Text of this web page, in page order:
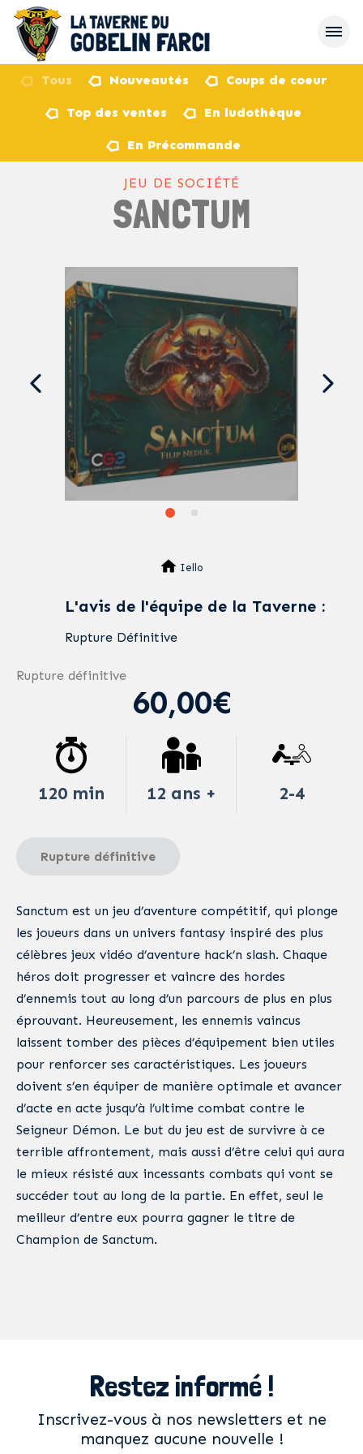
Tous Nouveautés Coups de coeur
Top des ventes En ludothèque
En Précommande
JEU DE SOCIÉTÉ
SANCTUM
Iello
L'avis de l'équipe de la Taverne :
Rupture Définitive
Rupture définitive
60,00€
120 min 12 ans + 2-4
Rupture définitive
Sanctum est un jeu d’aventure compétitif, qui plonge
les joueurs dans un univers fantasy inspiré des plus
célèbres jeux vidéo d’aventure hack’n slash. Chaque
héros doit progresser et vaincre des hordes
d’ennemis tout au long d’un parcours de plus en plus
éprouvant. Heureusement, les ennemis vaincus
laissent tomber des pièces d’équipement bien utiles
pour renforcer ses caractéristiques. Les joueurs
doivent s’en équiper de manière optimale et avancer
d’acte en acte jusqu’à l’ultime combat contre le
Seigneur Démon. Le but du jeu est de survivre à ce
terrible affrontement, mais aussi d’être celui qui aura
le mieux résisté aux incessants combats qui vont se
succéder tout au long de la partie. En effet, seul le
meilleur d’entre eux pourra gagner le titre de
Champion de Sanctum.
Restez informé !
Inscrivez-vous à nos newsletters et ne
manquez aucune nouvelle !